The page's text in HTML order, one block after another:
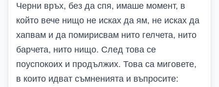
Черни връх, без да спя, имаше момент, в
който вече нищо не исках да ям, не исках да
хапвам и да помирисвам нито гелчета, нито
барчета, нито нищо. След това се
поуспокоих и продължих. Това са миговете,
в които идват съмненията и въпросите: